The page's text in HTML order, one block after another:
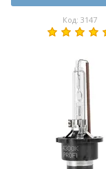
Код: 3147